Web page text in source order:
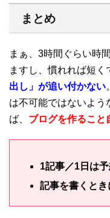
まとめ
まぁ、3時間ぐらい時
ますし、慣れれば短く
出し」が追い付かない
は不可能ではないよ
ば、 ブログを作ること
1記事／1日は
記事を書くと